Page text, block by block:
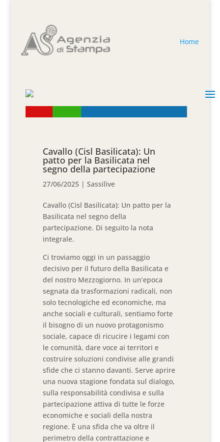
Home
Cavallo (Cisl Basilicata): Un
patto per la Basilicata nel
segno della partecipazione
27/06/2025 |Sassilive
Cavallo (Cisl Basilicata): Un patto per la
Basilicata nel segno della
partecipazione. Di seguito la nota
integrale.
Ci troviamo oggi in un passaggio
decisivo per il futuro della Basilicata e
del nostro Mezzogiorno. In un’epoca
segnata da trasformazioni radicali, non
solo tecnologiche ed economiche, ma
anche sociali e culturali, sentiamo forte
il bisogno di un nuovo protagonismo
sociale, capace di ricucire i legami con
le comunità, dare voce ai territori e
costruire soluzioni condivise alle grandi
sfide che ci stanno davanti. Serve aprire
una nuova stagione fondata sul dialogo,
sulla responsabilità condivisa e sulla
partecipazione attiva di tutte le forze
economiche e sociali della nostra
regione. È una sfida che va oltre il
perimetro della contrattazione e